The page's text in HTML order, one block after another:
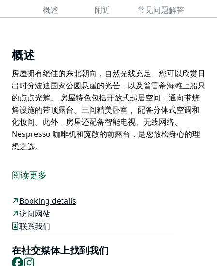
概述 附近 常见问题解答
概述
房屋拥有绝佳的东北朝向，自然光线充足，您可以欣赏日
出时分波迪国家公园悬崖的光芒，以及普雷蒂海滩上船只
的点点光辉。 房屋特色包括开放式起居空间，通向带烧
烤设施的带顶露台。三间精美卧室， 配备分体式空调和
化妆间。此外，房屋还配备智能电视、无线网络、
Nespresso 咖啡机和宽敞的前露台，是您放松身心的理
想之选。
出时分波迪国家公园悬崖的光芒，以及普雷蒂海滩上船只
的点点光辉。
房屋特色包括开放式起居空间，通向带烧烤设施的带顶露
台。三间精美卧室，
配备分体式空调和化妆间。此外，房屋还配备智能电视、
无线网络、Nespresso 咖啡机和宽敞的前露台，是您放
松身心的理想之选。
阅读更多
Booking details
访问网站
联系我们
在社交媒体上找到我们
Facebook